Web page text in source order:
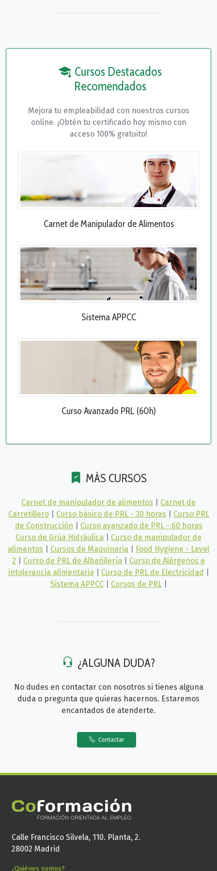
Cursos Destacados
Recomendados
Mejora tu empleabilidad con nuestros cursos
online. ¡Obtén tu certificado hoy mismo con
acceso 100% gratuito!
Carnet de Manipulador de Alimentos
Sistema APPCC
Curso Avanzado PRL (60h)
MÁS CURSOS
Carnet de manipulador de alimentos
Carnet de
Carretillero
Curso básico de PRL - 30 horas
Curso PRL
de Construcción
Curso avanzado de PRL - 60 horas
Curso de Grúa Hidráulica
Curso de manipulador de
alimentos
Cursos de Maquinaria
Food Hygiene - Level
2
Curso de PRL de Albañilería
Curso de Alérgenos e
intolerancia alimentaria
Curso de PRL de Electricidad
Sistema APPCC
Cursos de PRL
¿ALGUNA DUDA?
No dudes en contactar con nosotros si tienes alguna
duda o pregunta que quieras hacernos. Estaremos
encantados de atenderte.
Contactar
Calle Francisco Silvela, 110. Planta, 2.
28002 Madrid
¿Quiénes somos?